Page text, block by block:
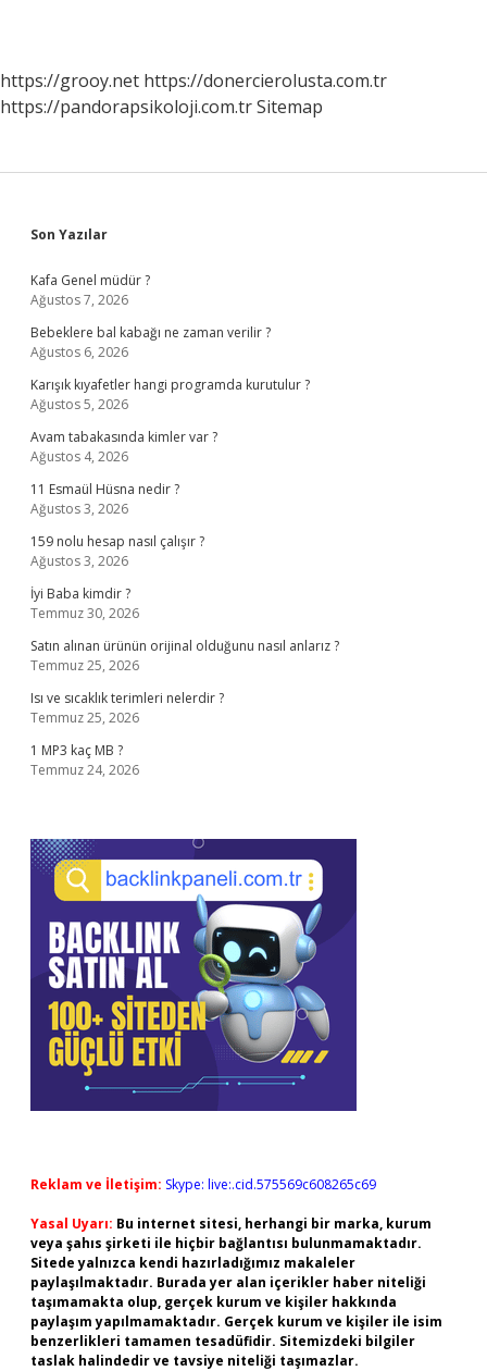
https://grooy.net https://donercierolusta.com.tr
https://pandorapsikoloji.com.trSitemap
Sidebar
Son Yazılar
Kafa Genel müdür ?
Ağustos 7, 2026
Bebeklere bal kabağı ne zaman verilir ?
Ağustos 6, 2026
Karışık kıyafetler hangi programda kurutulur ?
Ağustos 5, 2026
Avam tabakasında kimler var ?
Ağustos 4, 2026
11 Esmaül Hüsna nedir ?
Ağustos 3, 2026
159 nolu hesap nasıl çalışır ?
Ağustos 3, 2026
İyi Baba kimdir ?
Temmuz 30, 2026
Satın alınan ürünün orijinal olduğunu nasıl anlarız ?
Temmuz 25, 2026
Isı ve sıcaklık terimleri nelerdir ?
Temmuz 25, 2026
1 MP3 kaç MB ?
Temmuz 24, 2026
Reklam ve İletişim: Skype: live:.cid.575569c608265c69
Yasal Uyarı: Bu internet sitesi, herhangi bir marka, kurum
veya şahıs şirketi ile hiçbir bağlantısı bulunmamaktadır.
Sitede yalnızca kendi hazırladığımız makaleler
paylaşılmaktadır. Burada yer alan içerikler haber niteliği
taşımamakta olup, gerçek kurum ve kişiler hakkında
paylaşım yapılmamaktadır. Gerçek kurum ve kişiler ile isim
benzerlikleri tamamen tesadüfidir. Sitemizdeki bilgiler
taslak halindedir ve tavsiye niteliği taşımazlar.